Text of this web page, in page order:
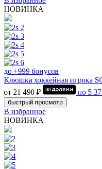
НОВИНКА
до +999 бонусов
Клюшка хоккейная игрока
от 21 490 ₽
по 5
быстрый просмотр
В избранное
НОВИНКА